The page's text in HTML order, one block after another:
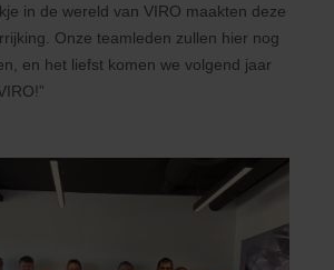
in de wereld van VIRO maakten deze
Onze teamleden zullen hier nog
en het liefst komen we volgend jaar